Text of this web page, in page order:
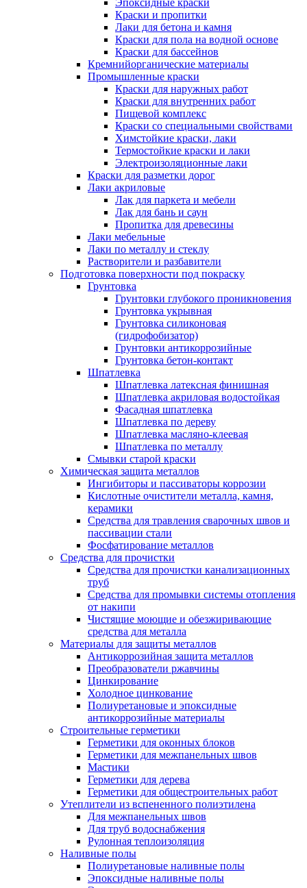
Эпоксидные краски
Краски и пропитки
Лаки для бетона и камня
Краски для пола на водной основе
Краски для бассейнов
Кремнийорганические материалы
Промышленные краски
Краски для наружных работ
Краски для внутренних работ
Пищевой комплекс
Краски со специальными свойствами
Химстойкие краски, лаки
Термостойкие краски и лаки
Электроизоляционные лаки
Краски для разметки дорог
Лаки акриловые
Лак для паркета и мебели
Лак для бань и саун
Пропитка для древесины
Лаки мебельные
Лаки по металлу и стеклу
Растворители и разбавители
Подготовка поверхности под покраску
Грунтовка
Грунтовки глубокого проникновения
Грунтовка укрывная
Грунтовка силиконовая
(гидрофобизатор)
Грунтовки антикоррозийные
Грунтовка бетон-контакт
Шпатлевка
Шпатлевка латексная финишная
Шпатлевка акриловая водостойкая
Фасадная шпатлевка
Шпатлевка по дереву
Шпатлевка масляно-клеевая
Шпатлевка по металлу
Смывки старой краски
Химическая защита металлов
Ингибиторы и пассиваторы коррозии
Кислотные очистители металла, камня,
керамики
Средства для травления сварочных швов и
пассивации стали
Фосфатирование металлов
Средства для прочистки
Средства для прочистки канализационных
труб
Средства для промывки системы отопления
от накипи
Чистящие моющие и обезжиривающие
средства для металла
Материалы для защиты металлов
Антикоррозийная защита металлов
Преобразователи ржавчины
Цинкирование
Холодное цинкование
Полиуретановые и эпоксидные
антикоррозийные материалы
Строительные герметики
Герметики для оконных блоков
Герметики для межпанельных швов
Мастики
Герметики для дерева
Герметики для общестроительных работ
Утеплители из вспененного полиэтилена
Для межпанельных швов
Для труб водоснабжения
Рулонная теплоизоляция
Наливные полы
Полиуретановые наливные полы
Эпоксидные наливные полы